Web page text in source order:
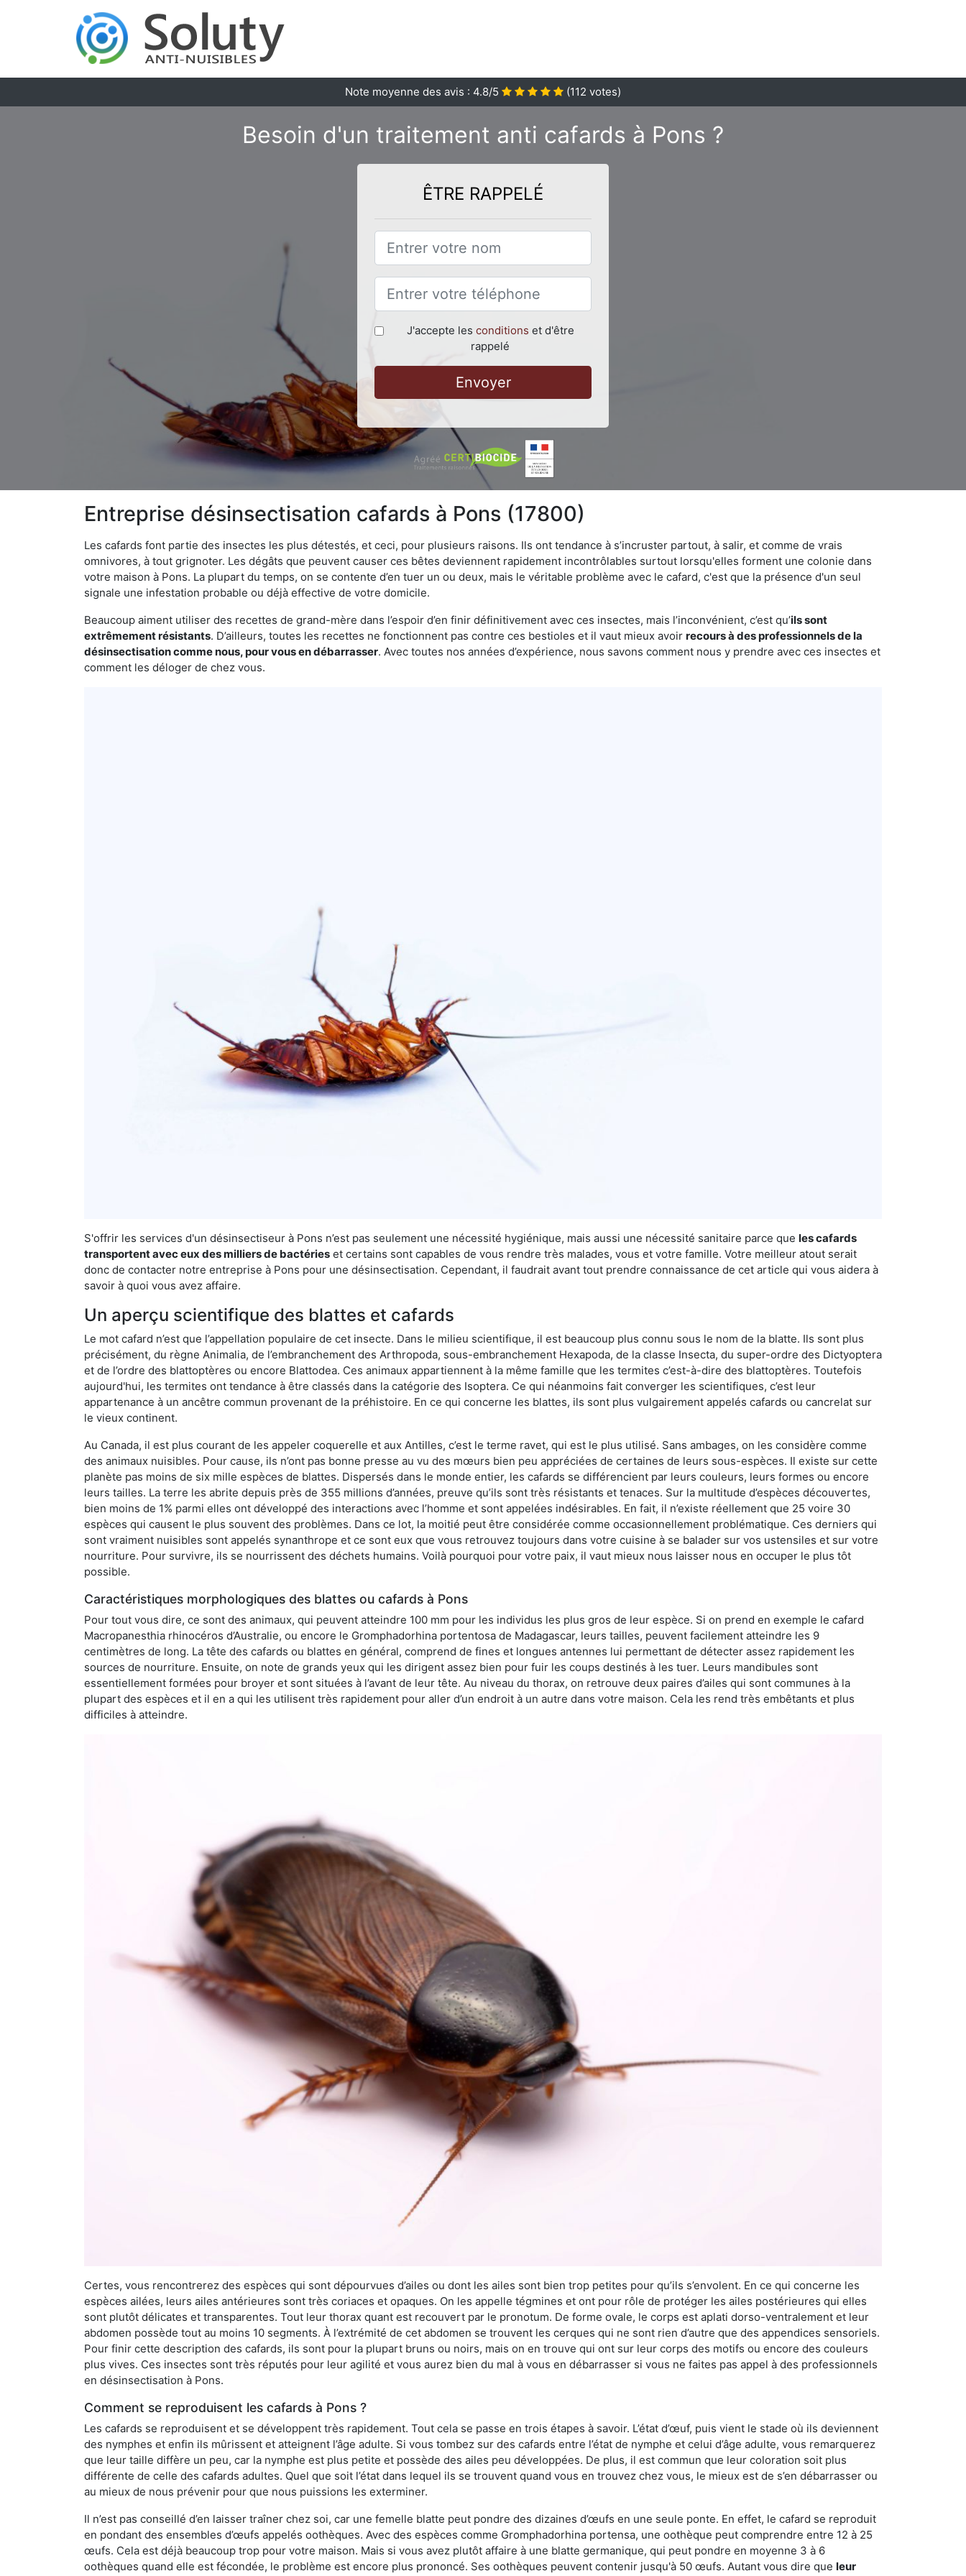
Note moyenne des avis : 4.8/5 (112 votes)
Besoin d'un traitement anti cafards à Pons ?
ÊTRE RAPPELÉ
J'accepte les conditions et d'être
rappelé
Envoyer
Entreprise désinsectisation cafards à Pons (17800)
Les cafards font partie des insectes les plus détestés, et ceci, pour plusieurs raisons. Ils ont tendance à s’incruster partout, à salir, et comme de vrais
omnivores, à tout grignoter. Les dégâts que peuvent causer ces bêtes deviennent rapidement incontrôlables surtout lorsqu'elles forment une colonie dans
votre maison à Pons. La plupart du temps, on se contente d’en tuer un ou deux, mais le véritable problème avec le cafard, c'est que la présence d'un seul
signale une infestation probable ou déjà effective de votre domicile.
Beaucoup aiment utiliser des recettes de grand-mère dans l’espoir d’en finir définitivement avec ces insectes, mais l’inconvénient, c’est qu’ils sont
extrêmement résistants. D’ailleurs, toutes les recettes ne fonctionnent pas contre ces bestioles et il vaut mieux avoir recours à des professionnels de la
désinsectisation comme nous, pour vous en débarrasser. Avec toutes nos années d’expérience, nous savons comment nous y prendre avec ces insectes et
comment les déloger de chez vous.
S'offrir les services d'un désinsectiseur à Pons n’est pas seulement une nécessité hygiénique, mais aussi une nécessité sanitaire parce que les cafards
transportent avec eux des milliers de bactéries et certains sont capables de vous rendre très malades, vous et votre famille. Votre meilleur atout serait
donc de contacter notre entreprise à Pons pour une désinsectisation. Cependant, il faudrait avant tout prendre connaissance de cet article qui vous aidera à
savoir à quoi vous avez affaire.
Un aperçu scientifique des blattes et cafards
Le mot cafard n’est que l’appellation populaire de cet insecte. Dans le milieu scientifique, il est beaucoup plus connu sous le nom de la blatte. Ils sont plus
précisément, du règne Animalia, de l’embranchement des Arthropoda, sous-embranchement Hexapoda, de la classe Insecta, du super-ordre des Dictyoptera
et de l’ordre des blattoptères ou encore Blattodea. Ces animaux appartiennent à la même famille que les termites c’est-à-dire des blattoptères. Toutefois
aujourd'hui, les termites ont tendance à être classés dans la catégorie des Isoptera. Ce qui néanmoins fait converger les scientifiques, c’est leur
appartenance à un ancêtre commun provenant de la préhistoire. En ce qui concerne les blattes, ils sont plus vulgairement appelés cafards ou cancrelat sur
le vieux continent.
Au Canada, il est plus courant de les appeler coquerelle et aux Antilles, c’est le terme ravet, qui est le plus utilisé. Sans ambages, on les considère comme
des animaux nuisibles. Pour cause, ils n’ont pas bonne presse au vu des mœurs bien peu appréciées de certaines de leurs sous-espèces. Il existe sur cette
planète pas moins de six mille espèces de blattes. Dispersés dans le monde entier, les cafards se différencient par leurs couleurs, leurs formes ou encore
leurs tailles. La terre les abrite depuis près de 355 millions d’années, preuve qu’ils sont très résistants et tenaces. Sur la multitude d’espèces découvertes,
bien moins de 1% parmi elles ont développé des interactions avec l’homme et sont appelées indésirables. En fait, il n’existe réellement que 25 voire 30
espèces qui causent le plus souvent des problèmes. Dans ce lot, la moitié peut être considérée comme occasionnellement problématique. Ces derniers qui
sont vraiment nuisibles sont appelés synanthrope et ce sont eux que vous retrouvez toujours dans votre cuisine à se balader sur vos ustensiles et sur votre
nourriture. Pour survivre, ils se nourrissent des déchets humains. Voilà pourquoi pour votre paix, il vaut mieux nous laisser nous en occuper le plus tôt
possible.
Caractéristiques morphologiques des blattes ou cafards à Pons
Pour tout vous dire, ce sont des animaux, qui peuvent atteindre 100 mm pour les individus les plus gros de leur espèce. Si on prend en exemple le cafard
Macropanesthia rhinocéros d’Australie, ou encore le Gromphadorhina portentosa de Madagascar, leurs tailles, peuvent facilement atteindre les 9
centimètres de long. La tête des cafards ou blattes en général, comprend de fines et longues antennes lui permettant de détecter assez rapidement les
sources de nourriture. Ensuite, on note de grands yeux qui les dirigent assez bien pour fuir les coups destinés à les tuer. Leurs mandibules sont
essentiellement formées pour broyer et sont situées à l’avant de leur tête. Au niveau du thorax, on retrouve deux paires d’ailes qui sont communes à la
plupart des espèces et il en a qui les utilisent très rapidement pour aller d’un endroit à un autre dans votre maison. Cela les rend très embêtants et plus
difficiles à atteindre.
Certes, vous rencontrerez des espèces qui sont dépourvues d’ailes ou dont les ailes sont bien trop petites pour qu’ils s’envolent. En ce qui concerne les
espèces ailées, leurs ailes antérieures sont très coriaces et opaques. On les appelle tégmines et ont pour rôle de protéger les ailes postérieures qui elles
sont plutôt délicates et transparentes. Tout leur thorax quant est recouvert par le pronotum. De forme ovale, le corps est aplati dorso-ventralement et leur
abdomen possède tout au moins 10 segments. À l’extrémité de cet abdomen se trouvent les cerques qui ne sont rien d’autre que des appendices sensoriels.
Pour finir cette description des cafards, ils sont pour la plupart bruns ou noirs, mais on en trouve qui ont sur leur corps des motifs ou encore des couleurs
plus vives. Ces insectes sont très réputés pour leur agilité et vous aurez bien du mal à vous en débarrasser si vous ne faites pas appel à des professionnels
en désinsectisation à Pons.
Comment se reproduisent les cafards à Pons ?
Les cafards se reproduisent et se développent très rapidement. Tout cela se passe en trois étapes à savoir. L’état d’œuf, puis vient le stade où ils deviennent
des nymphes et enfin ils mûrissent et atteignent l’âge adulte. Si vous tombez sur des cafards entre l’état de nymphe et celui d’âge adulte, vous remarquerez
que leur taille diffère un peu, car la nymphe est plus petite et possède des ailes peu développées. De plus, il est commun que leur coloration soit plus
différente de celle des cafards adultes. Quel que soit l’état dans lequel ils se trouvent quand vous en trouvez chez vous, le mieux est de s’en débarrasser ou
au mieux de nous prévenir pour que nous puissions les exterminer.
Il n’est pas conseillé d’en laisser traîner chez soi, car une femelle blatte peut pondre des dizaines d’œufs en une seule ponte. En effet, le cafard se reproduit
en pondant des ensembles d’œufs appelés oothèques. Avec des espèces comme Gromphadorhina portensa, une oothèque peut comprendre entre 12 à 25
œufs. Cela est déjà beaucoup trop pour votre maison. Mais si vous avez plutôt affaire à une blatte germanique, qui peut pondre en moyenne 3 à 6
oothèques quand elle est fécondée, le problème est encore plus prononcé. Ses oothèques peuvent contenir jusqu'à 50 œufs. Autant vous dire que leur